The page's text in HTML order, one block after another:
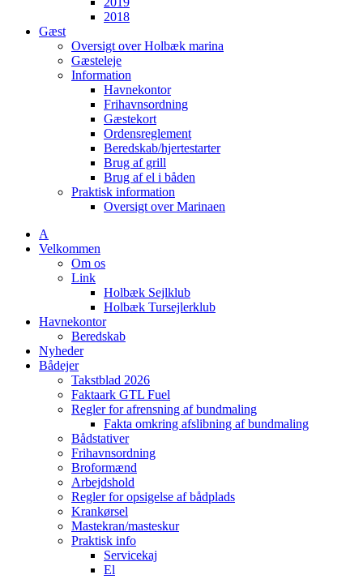
2018
Gæst
Oversigt over Holbæk marina
Gæsteleje
Information
Havnekontor
Frihavnsordning
Gæstekort
Ordensreglement
Beredskab/hjertestarter
Brug af grill
Brug af el i båden
Praktisk information
Oversigt over Marinaen
A
Velkommen
Om os
Link
Holbæk Sejlklub
Holbæk Tursejlerklub
Havnekontor
Beredskab
Nyheder
Bådejer
Takstblad 2026
Faktaark GTL Fuel
Regler for afrensning af bundmaling
Fakta omkring afslibning af bundmaling
Bådstativer
Frihavnsordning
Broformænd
Arbejdshold
Regler for opsigelse af bådplads
Krankørsel
Mastekran/masteskur
Praktisk info
Servicekaj
El